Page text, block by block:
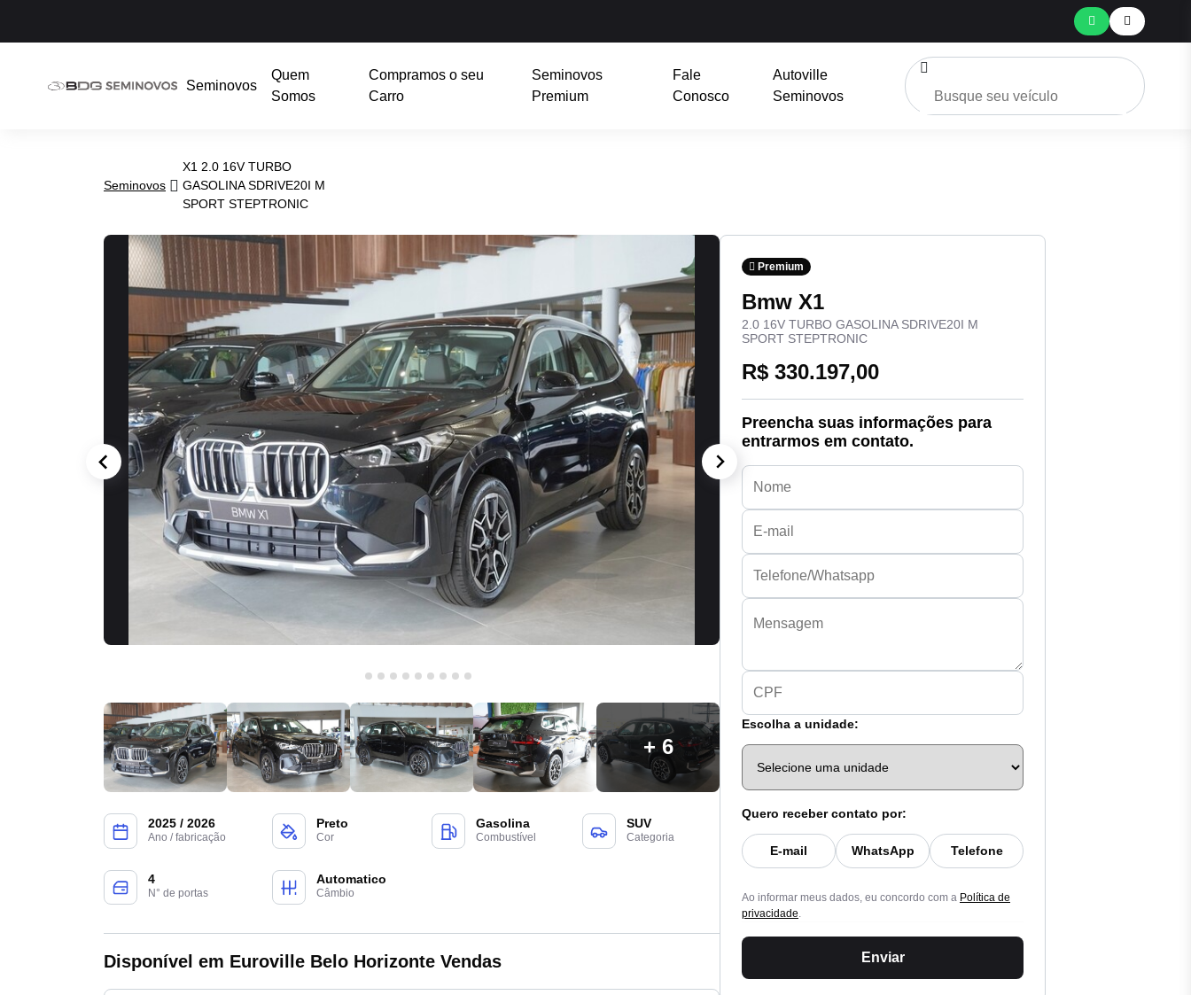
Seminovos
Quem
Somos
Compramos o seu
Carro
Seminovos
Premium
Fale
Conosco
Autoville
Seminovos
Seminovos
X1 2.0 16V TURBO
GASOLINA SDRIVE20I M
SPORT STEPTRONIC
+ 6
2025 / 2026
Ano / fabricação
Preto
Cor
Gasolina
Combustível
SUV
Categoria
4
N° de portas
Automatico
Câmbio
Disponível em Euroville Belo Horizonte Vendas
Premium
Bmw X1
2.0 16V TURBO GASOLINA SDRIVE20I M
SPORT STEPTRONIC
R$ 330.197,00
Preencha suas informações para
entrarmos em contato.
Escolha a unidade:
Quero receber contato por:
E-mail WhatsApp Telefone
Ao informar meus dados, eu concordo com a Política de
privacidade.
Enviar